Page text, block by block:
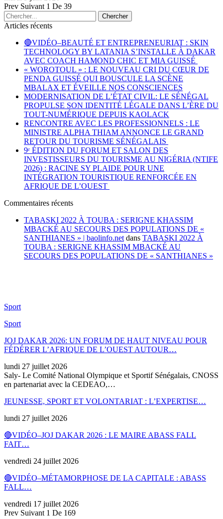
Prev Suivant 1 De 39
Articles récents
🔴VIDÉO–BEAUTÉ ET ENTREPRENEURIAT : SKIN
TECHNOLOGY BY LATANIA S’INSTALLE À DAKAR
AVEC COACH HAMOND CHIC ET MIA GUISSÉ
« WOROTOUL » : LE NOUVEAU CRI DU CŒUR DE
PENDA GUISSÉ QUI BOUSCULE LA SCÈNE
MBALAX ET ÉVEILLE NOS CONSCIENCES
MODERNISATION DE L’ÉTAT CIVIL: LE SÉNÉGAL
PROPULSE SON IDENTITÉ LÉGALE DANS L’ÈRE DU
TOUT-NUMÉRIQUE DEPUIS KAOLACK
RENCONTRE AVEC LES PROFESSIONNELS : LE
MINISTRE ALPHA THIAM ANNONCE LE GRAND
RETOUR DU TOURISME SÉNÉGALAIS
9ᵉ ÉDITION DU FORUM ET SALON DES
INVESTISSEURS DU TOURISME AU NIGÉRIA (NTIFE
2026) : RACINE SY PLAIDE POUR UNE
INTÉGRATION TOURISTIQUE RENFORCÉE EN
AFRIQUE DE L’OUEST
Commentaires récents
TABASKI 2022 À TOUBA : SERIGNE KHASSIM
MBACKÉ AU SECOURS DES POPULATIONS DE «
SANTHIANES » | baolinfo.net dans TABASKI 2022 À
TOUBA : SERIGNE KHASSIM MBACKÉ AU
SECOURS DES POPULATIONS DE « SANTHIANES »
Sport
Sport
JOJ DAKAR 2026: UN FORUM DE HAUT NIVEAU POUR
FÉDÉRER L’AFRIQUE DE L’OUEST AUTOUR…
lundi 27 juillet 2026
Saly- Le Comité National Olympique et Sportif Sénégalais, CNOSS
en partenariat avec la CEDEAO,…
JEUNESSE, SPORT ET VOLONTARIAT : L’EXPERTISE…
lundi 27 juillet 2026
🔴VIDÉO–JOJ DAKAR 2026 : LE MAIRE ABASS FALL
FAIT…
vendredi 24 juillet 2026
🔴VIDÉO–MÉTAMORPHOSE DE LA CAPITALE : ABASS
FALL…
vendredi 17 juillet 2026
Prev Suivant 1 De 169